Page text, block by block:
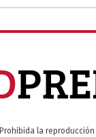
Prohibida la